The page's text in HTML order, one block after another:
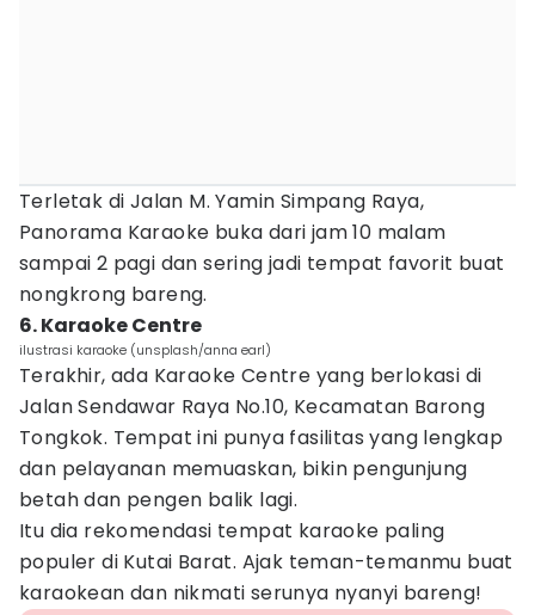
Terletak di Jalan M. Yamin Simpang Raya,
Panorama Karaoke buka dari jam 10 malam
sampai 2 pagi dan sering jadi tempat favorit buat
nongkrong bareng.
6. Karaoke Centre
ilustrasi karaoke (unsplash/anna earl)
Terakhir, ada Karaoke Centre yang berlokasi di
Jalan Sendawar Raya No.10, Kecamatan Barong
Tongkok. Tempat ini punya fasilitas yang lengkap
dan pelayanan memuaskan, bikin pengunjung
betah dan pengen balik lagi.
Itu dia rekomendasi tempat karaoke paling
populer di Kutai Barat. Ajak teman-temanmu buat
karaokean dan nikmati serunya nyanyi bareng!